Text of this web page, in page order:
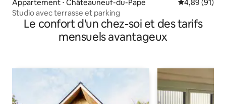
Appartement ⋅ Châteauneuf-du-Pape Évaluation
4,89 (91)
Studio avec terrasse et parking
Le confort d'un chez-soi et des tarifs
mensuels avantageux